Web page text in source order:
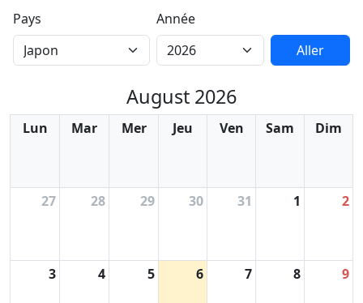
Pays
Année
Aller
August 2026
Lun Mar Mer Jeu Ven Sam Dim
27 28 29 30 31 1 2
3 4 5 6 7 8 9